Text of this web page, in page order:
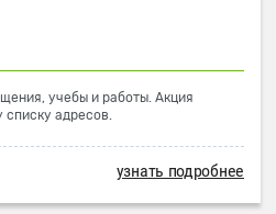
учебы и работы. Акция
списку адресов.
узнать подробнее